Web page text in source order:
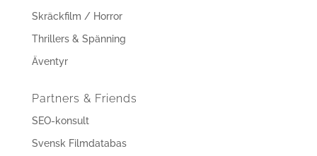
Skräckfilm / Horror
Thrillers & Spänning
Äventyr
Partners & Friends
SEO-konsult
Svensk Filmdatabas